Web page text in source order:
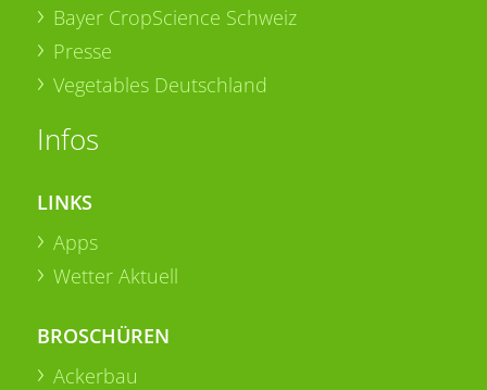
Bayer CropScience Schweiz
Presse
Vegetables Deutschland
Infos
LINKS
Apps
Wetter Aktuell
BROSCHÜREN
Ackerbau